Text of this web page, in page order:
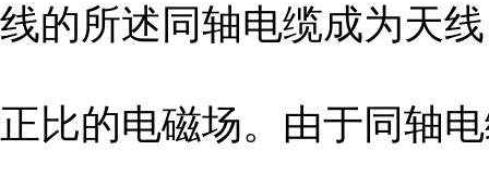
线的所述同轴电缆成为天
正比的电磁场。由于同轴